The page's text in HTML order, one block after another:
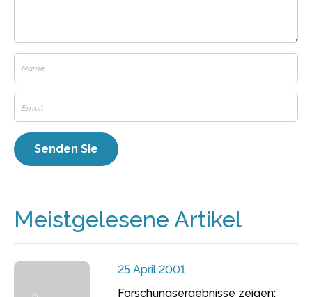
Meistgelesene Artikel
25 April 2001
Forschungsergebnisse zeigen: